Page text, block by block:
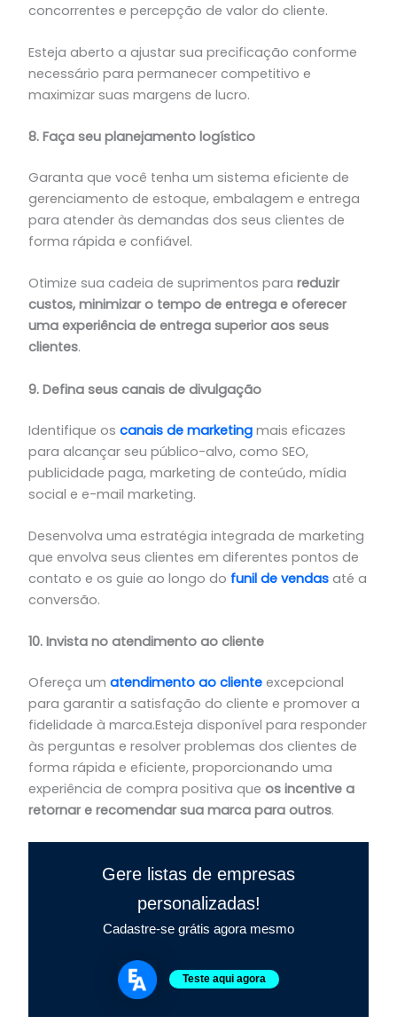
concorrentes e percepção de valor do cliente.
Esteja aberto a ajustar sua precificação conforme
necessário para permanecer competitivo e
maximizar suas margens de lucro.
8. Faça seu planejamento logístico
Garanta que você tenha um sistema eficiente de
gerenciamento de estoque, embalagem e entrega
para atender às demandas dos seus clientes de
forma rápida e confiável.
Otimize sua cadeia de suprimentos para reduzir
custos, minimizar o tempo de entrega e oferecer
uma experiência de entrega superior aos seus
clientes.
9. Defina seus canais de divulgação
Identifique os canais de marketingmais eficazes
para alcançar seu público-alvo, como SEO,
publicidade paga, marketing de conteúdo, mídia
social e e-mail marketing.
Desenvolva uma estratégia integrada de marketing
que envolva seus clientes em diferentes pontos de
contato e os guie ao longo do funil de vendasaté a
conversão.
10. Invista no atendimento ao cliente
Ofereça um atendimento ao clienteexcepcional
para garantir a satisfação do cliente e promover a
fidelidade à marca.Esteja disponível para responder
às perguntas e resolver problemas dos clientes de
forma rápida e eficiente, proporcionando uma
experiência de compra positiva que os incentive a
retornar e recomendar sua marca para outros.
Gere listas de empresas
personalizadas!
Cadastre-se grátis agora mesmo
Teste aqui agora